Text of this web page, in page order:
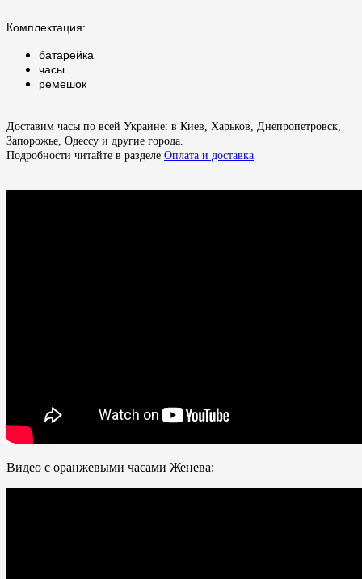
Комплектация:
батарейка
часы
ремешок
Доставим часы по всей Украине: в Киев, Харьков, Днепропетровск,
Запорожье, Одессу и другие города.
Подробности читайте в разделе Оплата и доставка
Видео с оранжевыми часами Женева: